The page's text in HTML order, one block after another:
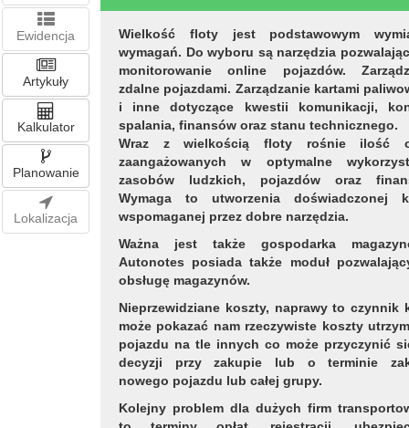
Ewidencja
Artykuły
Kalkulator
Planowanie
Lokalizacja
Wielkość floty jest podstawowym
wymagań. Do wyboru są narzędzia
monitorowanie online pojazdów.
zdalne pojazdami. Zarządzanie kartami
i inne dotyczące kwestii komunikacji,
spalania, finansów oraz stanu technicznego.
Wraz z wielkością floty rośnie ilość
zaangażowanych w optymalne
zasobów ludzkich, pojazdów oraz
Wymaga to utworzenia doświadczonej
wspomaganej przez dobre narzędzia.
Ważna jest także gospodarka
Autonotes posiada także moduł
obsługę magazynów.
Nieprzewidziane koszty, naprawy to czynnik
może pokazać nam rzeczywiste koszty
pojazdu na tle innych co może przyczynić
decyzji przy zakupie lub o terminie
nowego pojazdu lub całej grupy.
Kolejny problem dla dużych firm